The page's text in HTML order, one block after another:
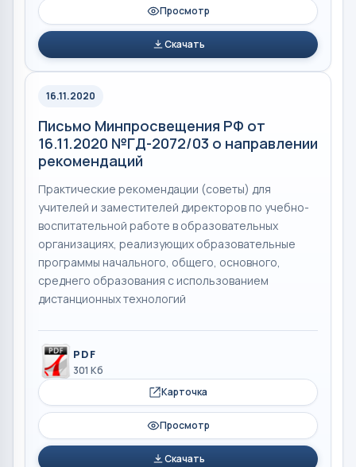
Просмотр
Скачать
16.11.2020
Письмо Минпросвещения РФ от
16.11.2020 №ГД-2072/03 о направлении
рекомендаций
Практические рекомендации (советы) для
учителей и заместителей директоров по учебно-
воспитательной работе в образовательных
организациях, реализующих образовательные
программы начального, общего, основного,
среднего образования с использованием
дистанционных технологий
PDF
301 Кб
Карточка
Просмотр
Скачать